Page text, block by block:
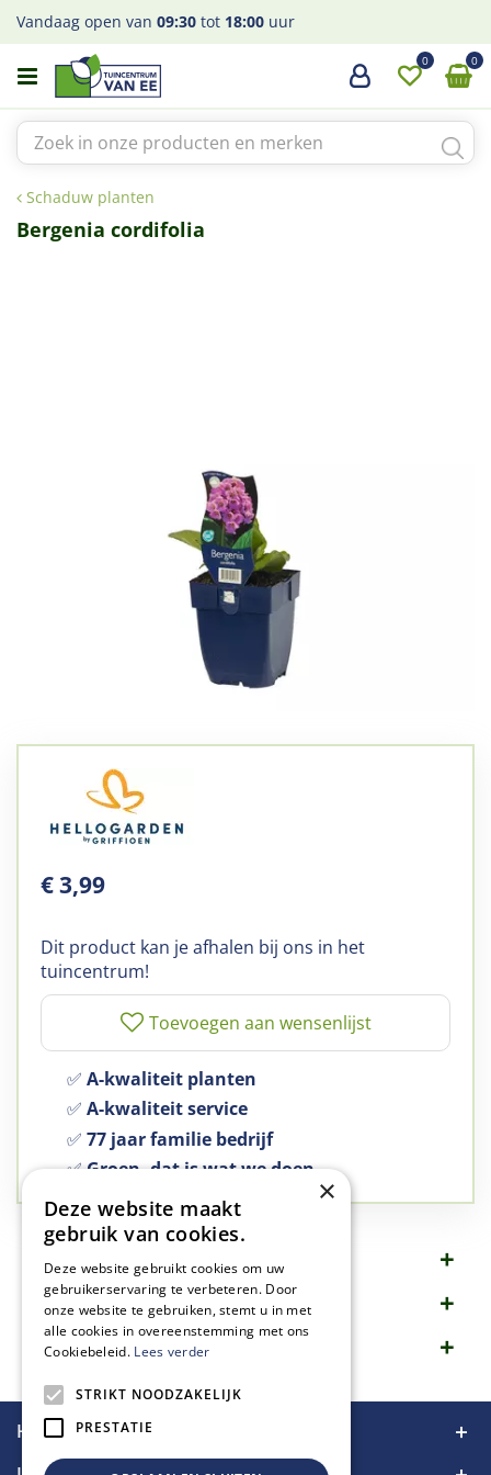
a
Schaduw planten
Vandaag open van 09:30 tot 18:00 uur
Bergenia cordifolia
€3,99
Dit product kan je afhalen bij ons in het
tuincentrum!
✅ A-kwaliteit planten
✅ A-kwaliteit service
✅ 77 jaar familie bedrijf
✅Groen, dat is wat we doen
Omschrijving
Specificaties
Merk
Handige links
×
Deze website maakt
gebruik van cookies.
Deze website gebruikt cookies om uw
gebruikerservaring te verbeteren. Door
onze website te gebruiken, stemt u in met
alle cookies in overeenstemming met ons
Cookiebeleid. Lees verder
STRIKT NOODZAKELIJK
PRESTATIE